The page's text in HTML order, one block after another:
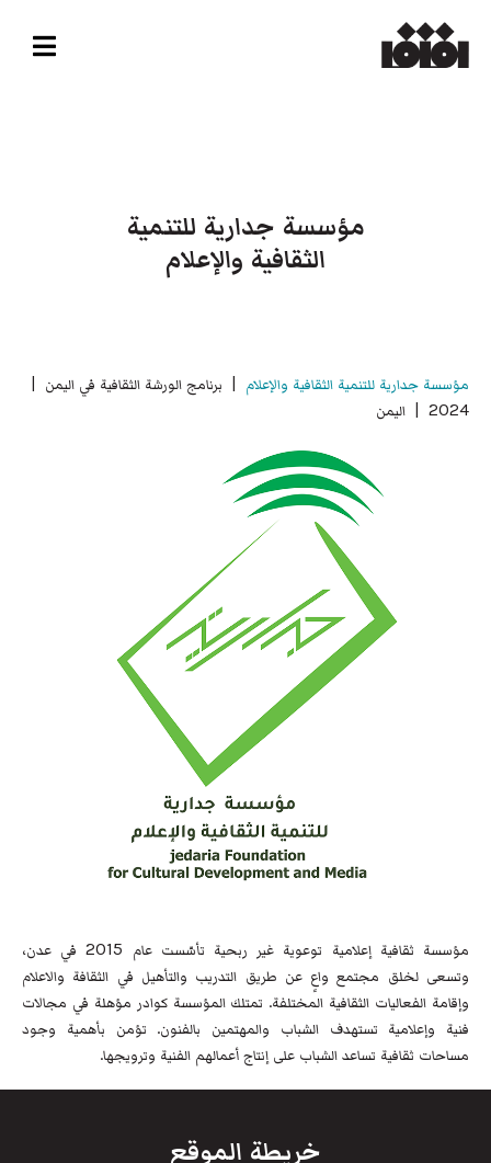
مؤسسة جدارية للتنمية
الثقافية والإعلام
مؤسسة جدارية للتنمية الثقافية والإعلام | برنامج الورشة الثقافية في اليمن |
2024 | اليمن
مؤسسة ثقافية إعلامية توعوية غير ربحية تأسّست عام 2015 في عدن،
وتسعى لخلق مجتمع واعٍ عن طريق التدريب والتأهيل في الثقافة والاعلام
وإقامة الفعاليات الثقافية المختلفة. تمتلك المؤسسة كوادر مؤهلة في مجالات
فنية وإعلامية تستهدف الشباب والمهتمين بالفنون. تؤمن بأهمية وجود
مساحات ثقافية تساعد الشباب على إنتاج أعمالهم الفنية وترويجها.
خريطة الموقع